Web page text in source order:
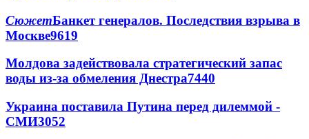
СюжетБанкет генералов. Последствия взрыва в
Москве9619
Молдова задействовала стратегический запас
воды из-за обмеления Днестра7440
Украина поставила Путина перед дилеммой -
СМИ3052